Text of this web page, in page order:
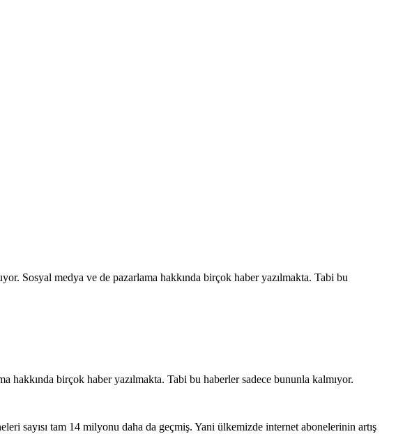
Sosyal medya ve de pazarlama hakkında birçok haber yazılmakta. Tabi bu
birçok haber yazılmakta. Tabi bu haberler sadece bununla kalmıyor.
sayısı tam 14 milyonu daha da geçmiş. Yani ülkemizde internet abonelerinin artış